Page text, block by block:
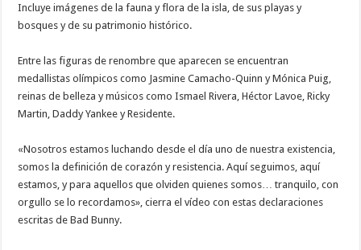
Incluye imágenes de la fauna y flora de la isla, de sus playas y
bosques y de su patrimonio histórico.
Entre las figuras de renombre que aparecen se encuentran
medallistas olímpicos como Jasmine Camacho-Quinn y Mónica Puig,
reinas de belleza y músicos como Ismael Rivera, Héctor Lavoe, Ricky
Martin, Daddy Yankee y Residente.
«Nosotros estamos luchando desde el día uno de nuestra existencia,
somos la definición de corazón y resistencia. Aquí seguimos, aquí
estamos, y para aquellos que olviden quienes somos… tranquilo, con
orgullo se lo recordamos», cierra el vídeo con estas declaraciones
escritas de Bad Bunny.